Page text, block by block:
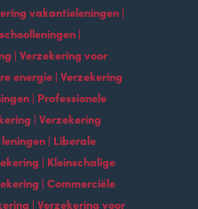
vakantieleningen |
|
| Verzekering voor
energie | Verzekering
| Professionele
| Verzekering
| Liberale
| Kleinschalige
| Commerciële
| Verzekering voor